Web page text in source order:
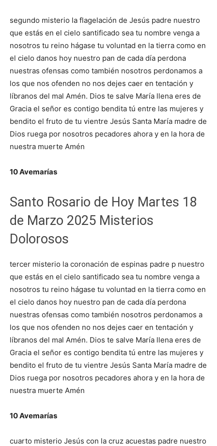
segundo misterio la flagelación de Jesús padre nuestro
que estás en el cielo santificado sea tu nombre venga a
nosotros tu reino hágase tu voluntad en la tierra como en
el cielo danos hoy nuestro pan de cada día perdona
nuestras ofensas como también nosotros perdonamos a
los que nos ofenden no nos dejes caer en tentación y
líbranos del mal Amén. Dios te salve María llena eres de
Gracia el señor es contigo bendita tú entre las mujeres y
bendito el fruto de tu vientre Jesús Santa María madre de
Dios ruega por nosotros pecadores ahora y en la hora de
nuestra muerte Amén
10 Avemarías
Santo Rosario de Hoy Martes 18
de Marzo 2025 Misterios
Dolorosos
tercer misterio la coronación de espinas padre p nuestro
que estás en el cielo santificado sea tu nombre venga a
nosotros tu reino hágase tu voluntad en la tierra como en
el cielo danos hoy nuestro pan de cada día perdona
nuestras ofensas como también nosotros perdonamos a
los que nos ofenden no nos dejes caer en tentación y
líbranos del mal Amén. Dios te salve María llena eres de
Gracia el señor es contigo bendita tú entre las mujeres y
bendito el fruto de tu vientre Jesús Santa María madre de
Dios ruega por nosotros pecadores ahora y en la hora de
nuestra muerte Amén
10 Avemarías
cuarto misterio Jesús con la cruz acuestas padre nuestro